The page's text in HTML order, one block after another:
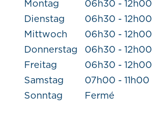
Montag
06h30 - 12h00
Dienstag
06h30 - 12h00
Mittwoch
06h30 - 12h00
Donnerstag
06h30 - 12h00
Freitag
06h30 - 12h00
Samstag
07h00 - 11h00
Sonntag
Fermé